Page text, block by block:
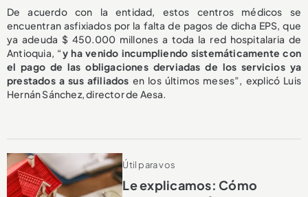
De acuerdo con la entidad, estos centros médicos se
encuentran asfixiados por la falta de pagos de dicha EPS, que
ya adeuda $ 450.000 millones a toda la red hospitalaria de
Antioquia, “y ha venido incumpliendo sistemáticamente con
el pago de las obligaciones derviadas de los servicios ya
prestados a sus afiliados en los últimos meses”, explicó Luis
Hernán Sánchez, director de Aesa.
Útil para vos
Le explicamos: Cómo